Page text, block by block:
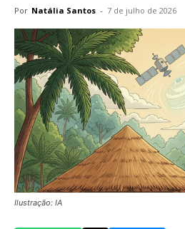
Por Natália Santos - 7 de julho de 2026
Ilustração: IA